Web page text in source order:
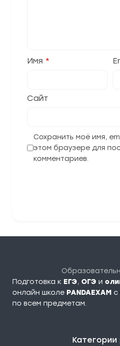
Имя *
Сайт
Сохранить моё имя,
этом браузере для
комментариев.
Подготовка к ЕГЭ, ОГЭ и
онлайн школе PANDAEXAM c
по всем предметам.
Категории